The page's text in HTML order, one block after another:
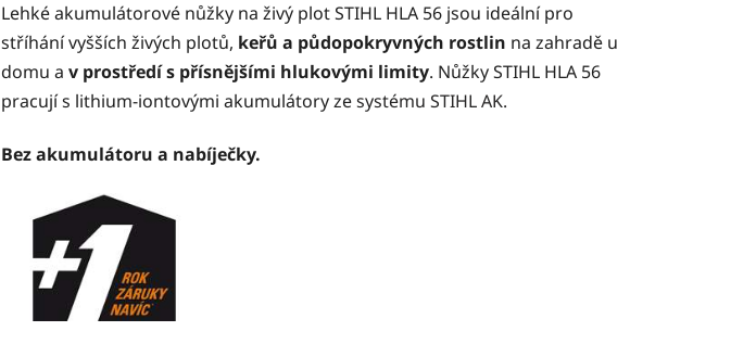
je
0,0
z
5
Lehké akumulátorové nůžky na živý plot STIHL HLA 56 jsou ideální pro
stříhání vyšších živých plotů, keřů a půdopokryvných rostlin na zahradě u
domu a v prostředí s přísnějšími hlukovými limity. Nůžky STIHL HLA 56
pracují s lithium-iontovými akumulátory zesystému STIHL AK.
Bez akumulátoru a nabíječky.